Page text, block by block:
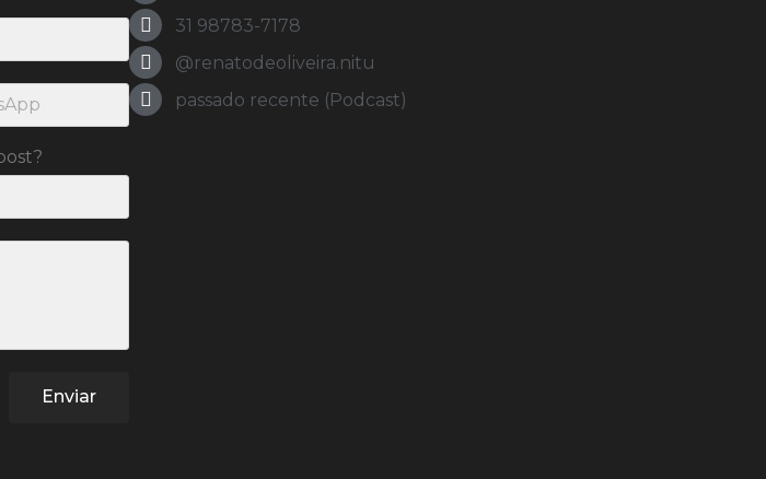
Enviar
31 98783-7178
@renatodeoliveira.nitu
passado recente (Podcast)